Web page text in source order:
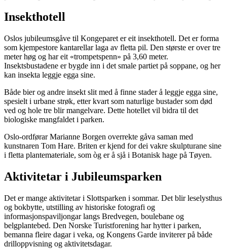
Insekthotell
Oslos jubileumsgåve til Kongeparet er eit insekthotell. Det er forma
som kjempestore kantarellar laga av fletta pil. Den største er over tre
meter høg og har eit «trompetspenn» på 3,60 meter.
Insektsbustadene er bygde inn i det smale partiet på soppane, og her
kan insekta leggje egga sine.
Både bier og andre insekt slit med å finne stader å leggje egga sine,
spesielt i urbane strøk, etter kvart som naturlige bustader som død
ved og hole tre blir mangelvare. Dette hotellet vil bidra til det
biologiske mangfaldet i parken.
Oslo-ordførar Marianne Borgen overrekte gåva saman med
kunstnaren Tom Hare. Briten er kjend for dei vakre skulpturane sine
i fletta plantemateriale, som òg er å sjå i Botanisk hage på Tøyen.
Aktivitetar i Jubileumsparken
Det er mange aktivitetar i Slottsparken i sommar. Det blir leselysthus
og bokbytte, utstilling av historiske fotografi og
informasjonspaviljongar langs Bredvegen, boulebane og
belgplantebed. Den Norske Turistforening har hytter i parken,
bemanna fleire dagar i veka, og Kongens Garde inviterer på både
drilloppvisning og aktivitetsdagar.